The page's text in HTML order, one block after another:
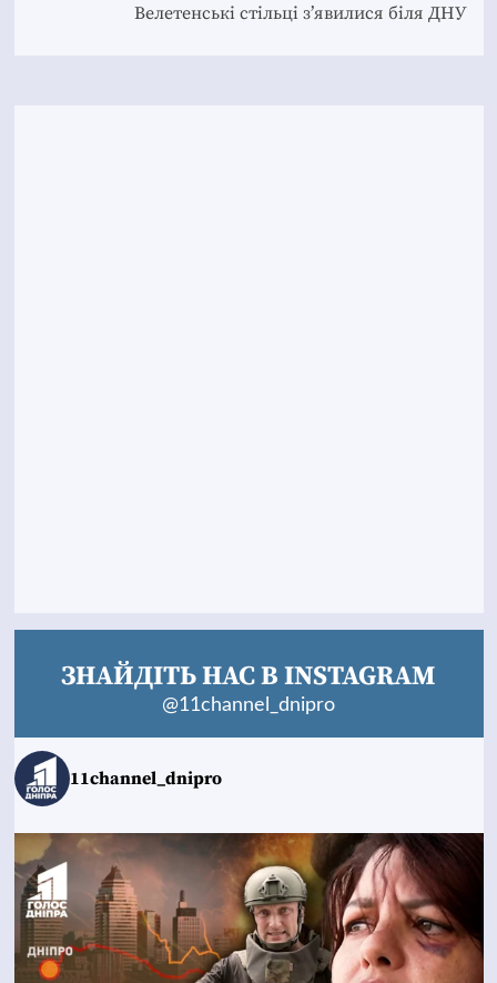
Велетенські стільці з’явилися біля ДНУ
ЗНАЙДІТЬ НАС В INSTAGRAM
@11channel_dnipro
11channel_dnipro